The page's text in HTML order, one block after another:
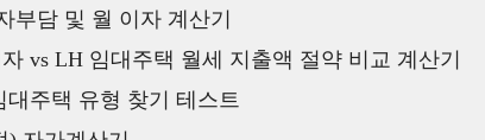
부담 및 월 이자 계산기
vs LH 임대주택 월세 지출액 절약 비교 계산기
대주택 유형 찾기 테스트